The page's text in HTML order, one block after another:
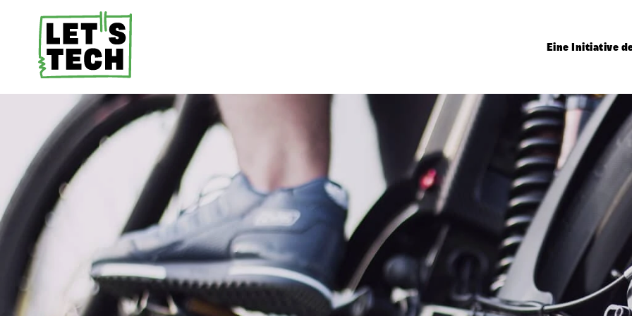
Eine Initiative